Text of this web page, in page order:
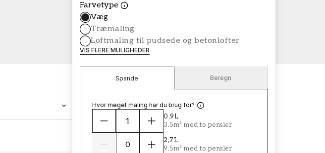
Farvetype
Væg
Træmaling
Loftmaling til pudsede og betonlofter
VIS FLERE MULIGHEDER
Spande Beregn
Hvor meget maling har du brug for?
0,9L
3.5m² med to pensler
2,7L
9.5m² med to pensler